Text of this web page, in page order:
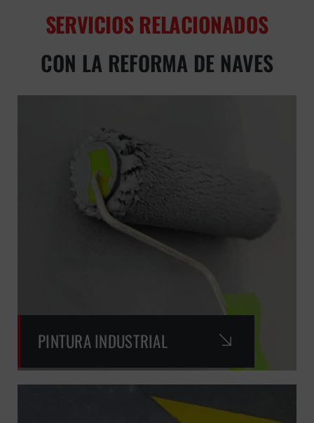
SERVICIOS RELACIONADOS
CON LA REFORMA DE NAVES
PINTURA INDUSTRIAL